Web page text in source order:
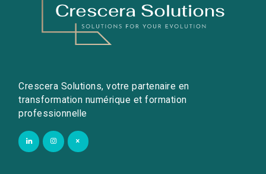
Crescera Solutions, votre partenaire en
transformation numérique et formation
professionnelle